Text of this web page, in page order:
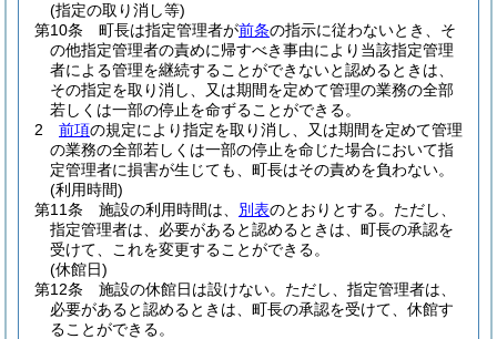
(指定の取り消し等)
第10条
町長は指定管理者が前条の指示に従わないとき、そ
の他指定管理者の責めに帰すべき事由により当該指定管理
者による管理を継続することができないと認めるときは、
その指定を取り消し、又は期間を定めて管理の業務の全部
若しくは一部の停止を命ずることができる。
2
前項の規定により指定を取り消し、又は期間を定めて管理
の業務の全部若しくは一部の停止を命じた場合において指
定管理者に損害が生じても、町長はその責めを負わない。
(利用時間)
第11条
施設の利用時間は、 別表のとおりとする。 ただし、
指定管理者は、必要があると認めるときは、町長の承認を
受けて、これを変更することができる。
(休館日)
第12条
施設の休館日は設けない。 ただし、指定管理者は、
必要があると認めるときは、町長の承認を受けて、休館す
ることができる。